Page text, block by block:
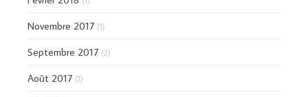
Novembre 2017 (1)
Septembre 2017 (2)
Août 2017 (1)